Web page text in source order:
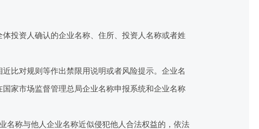
投资人确认的企业名称、住所、投资人名称或者姓
比对规则等作出禁限用说明或者风险提示。企业名
家市场监督管理总局企业名称申报系统和企业名称
称与他人企业名称近似侵犯他人合法权益的，依法